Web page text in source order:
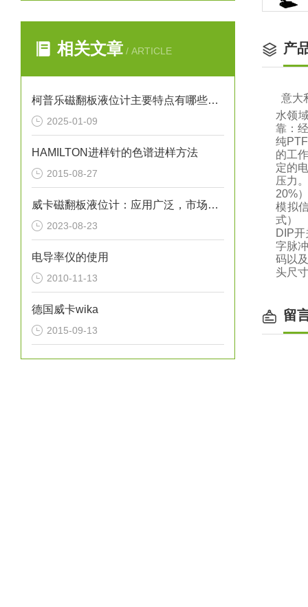
相关文章 / ARTICLE
柯普乐磁翻板液位计主要特点有哪些呢？
2025-01-09
HAMILTON进样针的色谱进样方法
2015-08-27
威卡磁翻板液位计：应用广泛，市场前景广阔
2023-08-23
电导率仪的使用
2010-11-13
德国威卡wika
2015-09-13
产
意大
水领
靠：
纯
的工
定的
压力
20%
模拟
式）
DIP
字脉
码以
头尺
留